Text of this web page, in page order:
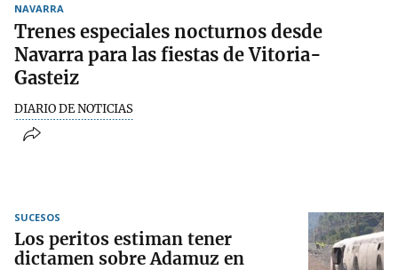
NAVARRA
Trenes especiales nocturnos desde
Navarra para las fiestas de Vitoria-
Gasteiz
DIARIO DE NOTICIAS
SUCESOS
Los peritos estiman tener
dictamen sobre Adamuz en